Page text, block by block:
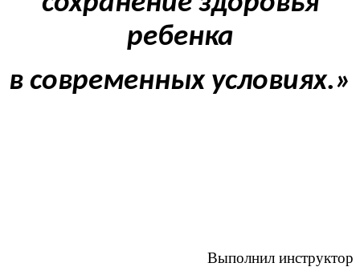
ребенка
в современных условиях.»
Выполнил инструктор